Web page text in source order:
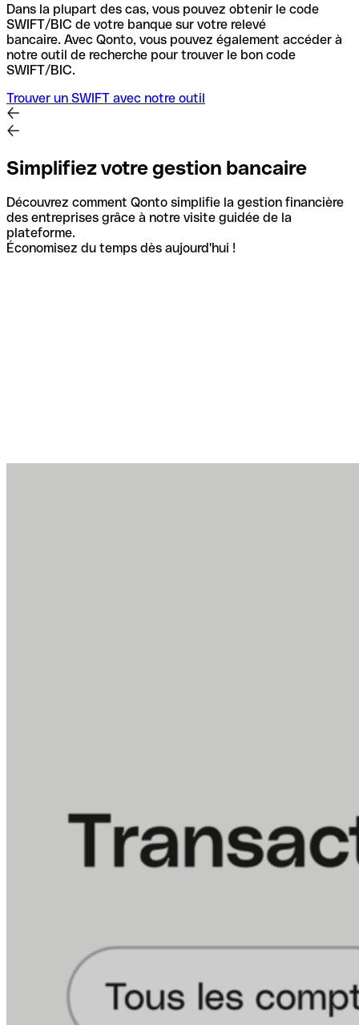
Dans la plupart des cas, vous pouvez obtenir le code
SWIFT/BIC de votre banque sur votre relevé
bancaire. Avec Qonto, vous pouvez également accéder à
notre outil de recherche pour trouver le bon code
SWIFT/BIC.
Trouver un SWIFT avec notre outil
Simplifiez votre gestion bancaire
Découvrez comment Qonto simplifie la gestion financière
des entreprises grâce à notre visite guidée de la
plateforme.
Économisez du temps dès aujourd'hui !